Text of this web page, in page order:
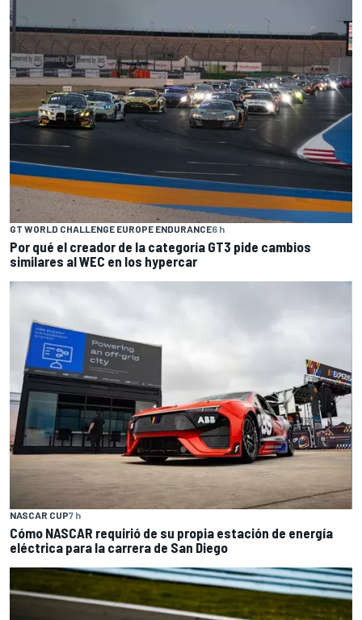
GT WORLD CHALLENGE EUROPE ENDURANCE6 h
Por qué el creador de la categoría GT3 pide cambios
similares al WEC en los hypercar
NASCAR CUP7 h
Cómo NASCAR requirió de su propia estación de energía
eléctrica para la carrera de San Diego